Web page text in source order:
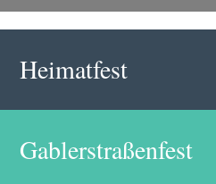
Heimatfest
Gablerstraßenfest